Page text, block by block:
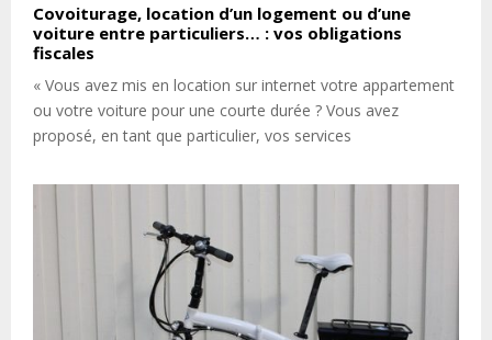
Covoiturage, location d’un logement ou d’une
voiture entre particuliers… : vos obligations
fiscales
« Vous avez mis en location sur internet votre appartement
ou votre voiture pour une courte durée ? Vous avez
proposé, en tant que particulier, vos services